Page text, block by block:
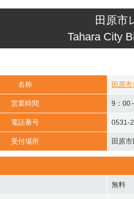
田原市
Tahara City
名称 田原
営業時間 9：00
電話番号 0531-
受付場所 田原
無料